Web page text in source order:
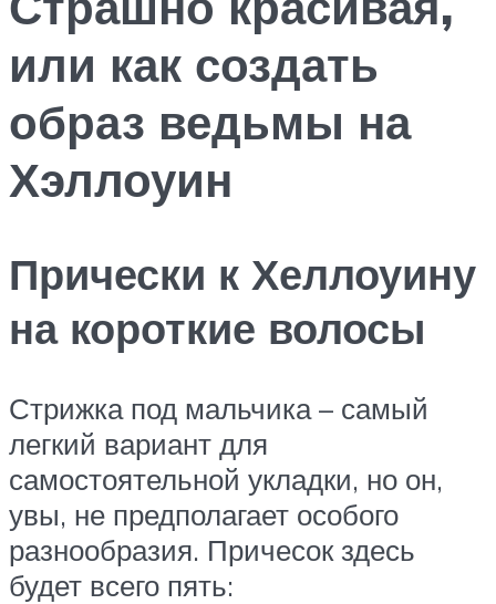
или как создать
образ ведьмы на
Хэллоуин
Прически к Хеллоуину
на короткие волосы
Стрижка под мальчика – самый
легкий вариант для
самостоятельной укладки, но он,
увы, не предполагает особого
разнообразия. Причесок здесь
будет всего пять: